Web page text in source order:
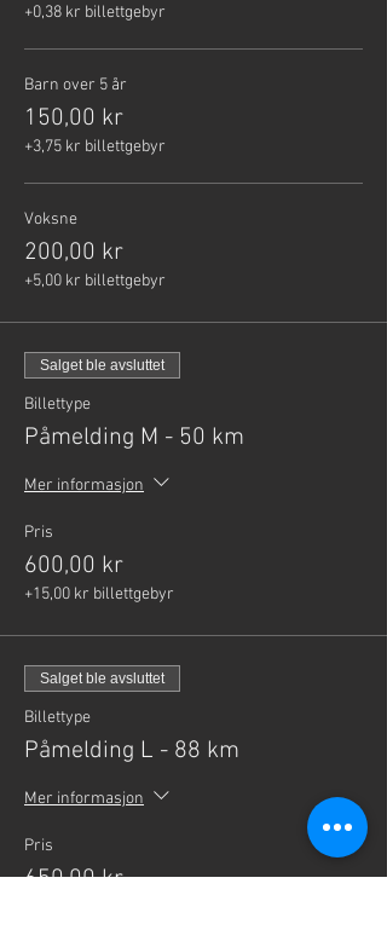
+0,38 kr billettgebyr
Barn over 5 år
150,00 kr
+3,75 kr billettgebyr
Voksne
200,00 kr
+5,00 kr billettgebyr
Salget ble avsluttet
Billettype
Påmelding M - 50 km
Mer informasjon
Pris
600,00 kr
+15,00 kr billettgebyr
Salget ble avsluttet
Billettype
Påmelding L - 88 km
Mer informasjon
Pris
650,00 kr